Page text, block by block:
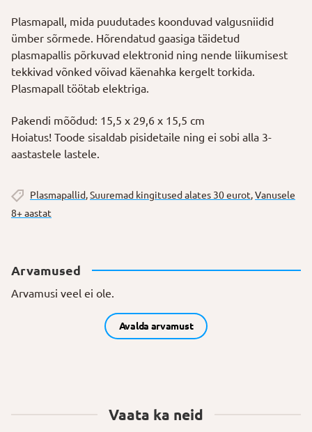
kogus
Plasmapall, mida puudutades koonduvad valgusniidid
ümber sõrmede. Hõrendatud gaasiga täidetud
plasmapallis põrkuvad elektronid ning nende liikumisest
tekkivad võnked võivad käenahka kergelt torkida.
Plasmapall töötab elektriga.
Pakendi mõõdud: 15,5 x 29,6 x 15,5 cm
Hoiatus! Toode sisaldab pisidetaile ning ei sobi alla 3-
aastastele lastele.
Plasmapallid,Suuremad kingitused alates 30 eurot,Vanusele
8+ aastat
Arvamused
Arvamusi veel ei ole.
Avalda arvamust
Vaata ka neid